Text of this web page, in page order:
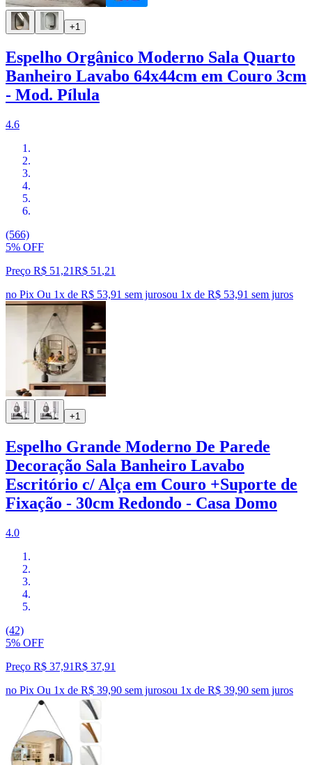
+1
Espelho Orgânico Moderno Sala Quarto
Banheiro Lavabo 64x44cm em Couro 3cm
- Mod. Pílula
4.6
(566)
5% OFF
Preço R$ 51,21R$ 51 ,21
no Pix Ou 1x de R$ 53,91 sem jurosou 1x de R$ 53,91 sem juros
+1
Espelho Grande Moderno De Parede
Decoração Sala Banheiro Lavabo
Escritório c/ Alça em Couro +Suporte de
Fixação - 30cm Redondo - Casa Domo
4.0
(42)
5% OFF
Preço R$ 37,91R$ 37,91
no Pix Ou 1x de R$ 39,90 sem jurosou 1x de R$ 39,90 sem juros